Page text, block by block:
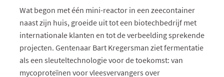
Wat begon met één mini-reactor in een zeecontainer
naast zijn huis, groeide uit tot een biotechbedrijf met
internationale klanten en tot de verbeelding sprekende
projecten. Gentenaar Bart Kregersman ziet fermentatie
als een sleuteltechnologie voor de toekomst: van
mycoproteïnen voor vleesvervangers over